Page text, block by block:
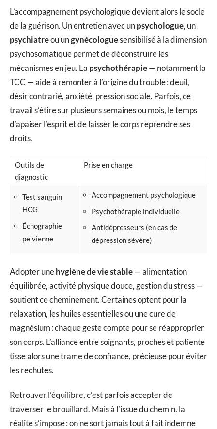
L’accompagnement psychologique devient alors le socle
de la guérison. Un entretien avec unpsychologue, un
psychiatreou ungynécologuesensibilisé à la dimension
psychosomatique permet de déconstruire les
mécanismes en jeu. La psychothérapie— notamment la
TCC — aide à remonter à l’origine du trouble : deuil,
désir contrarié, anxiété, pression sociale. Parfois, ce
travail s’étire sur plusieurs semaines ou mois, le temps
d’apaiser l’esprit et de laisser le corps reprendre ses
droits.
Outils de
diagnostic
Prise en charge
Test sanguin
HCG
Échographie
pelvienne
Accompagnement psychologique
Psychothérapie individuelle
Antidépresseurs (en cas de
dépression sévère)
Adopter unehygiène de vie stable— alimentation
équilibrée, activité physique douce, gestion du stress —
soutient ce cheminement. Certaines optent pour la
relaxation, les huiles essentielles ou une cure de
magnésium : chaque geste compte pour se réapproprier
son corps. L’alliance entre soignants, proches et patiente
tisse alors une trame de confiance, précieuse pour éviter
les rechutes.
Retrouver l’équilibre, c’est parfois accepter de
traverser le brouillard. Mais à l’issue du chemin, la
réalité s’impose : on ne sort jamais tout à fait indemne